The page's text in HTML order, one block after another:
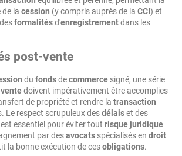
de la cession (y compris auprès de la CCI) et
formalitésd'enregistrementdans les
post-vente
du fondsdecommerce signé, une série
ventedoivent impérativement être accomplies
de propriété et rendre la transaction
Le respect scrupuleux desdélaiset des
essentiel pour éviter tout risque juridique
par desavocats spécialisés en droit
la bonne exécution de cesobligations.